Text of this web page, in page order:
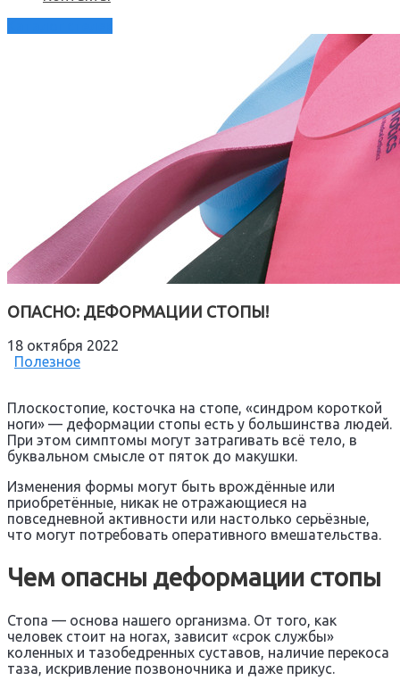
ОПАСНО: ДЕФОРМАЦИИ СТОПЫ!
18 октября 2022
Полезное
Плоскостопие, косточка на стопе, «синдром короткой
ноги» — деформации стопы есть у большинства людей.
При этом симптомы могут затрагивать всё тело, в
буквальном смысле от пяток до макушки.
Изменения формы могут быть врождённые или
приобретённые, никак не отражающиеся на
повседневной активности или настолько серьёзные,
что могут потребовать оперативного вмешательства.
Чем опасны деформации стопы
Стопа — основа нашего организма. От того, как
человек стоит на ногах, зависит «срок службы»
коленных и тазобедренных суставов, наличие перекоса
таза, искривление позвоночника и даже прикус.